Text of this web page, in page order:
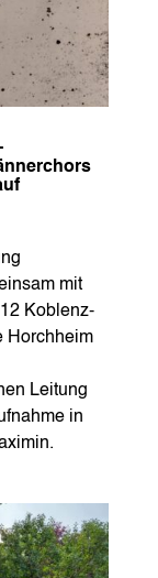
mit
Koblenz-
Horchheim
Leitung
in